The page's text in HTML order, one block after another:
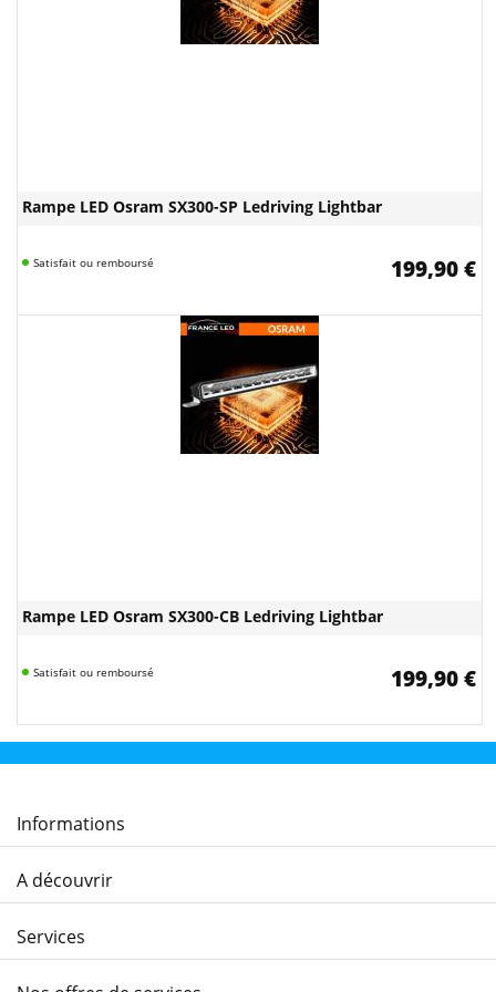
Rampe LED Osram SX300-SP Ledriving Lightbar
Satisfait ou remboursé 199,90 €
Rampe LED Osram SX300-CB Ledriving Lightbar
Satisfait ou remboursé 199,90 €
Informations
A découvrir
Services